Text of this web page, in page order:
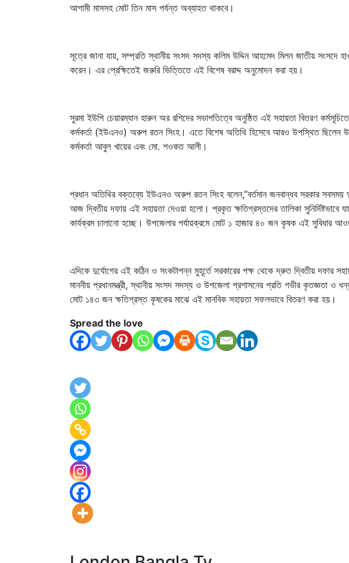
আগামী মাসসহ মোট তিন মাস পর্যন্ত অব্যাহত থাকবে।
সূত্রে জানা যায়, সম্প্রতি স্থানীয় সংসদ সদস্য কলিম উদ্দিন আহমেদ মিলন জাতীয় সংসদে
করেন। এর প্রেক্ষিতেই জরুরি ভিত্তিতে এই বিশেষ বরাদ্দ অনুমোদন করা হয়।
সুরমা ইউপি চেয়ারম্যান হারুন অর রশিদের সভাপতিত্বে অনুষ্ঠিত এই সহায়তা বিতরণ
কর্মকর্তা (ইউএনও) অরুপ রতন সিংহ। এতে বিশেষ অতিথি হিসেবে আরও উপস্থিত ছিলেন
কর্মকর্তা আবুল খায়ের এবং মো. শওকত আলী।
প্রধান অতিথির বক্তব্যে ইউএনও অরুপ রতন সিংহ বলেন,”বর্তমান জনবান্ধব সরকার সবসময়
আজ দ্বিতীয় দফায় এই সহায়তা দেওয়া হলো। প্রকৃত ক্ষতিগ্রস্তদের তালিকা সুনির্দিষ্টভাবে
কার্যক্রম চালানো হচ্ছে। উপজেলার পর্যায়ক্রমে মোট ১ হাজার ৪০ জন কৃষক এই সুবিধার
এদিকে দুর্যোগের এই কঠিন ও সংকটাপন্ন মুহূর্তে সরকারের পক্ষ থেকে দ্রুত দ্বিতীয় দফার
মাননীয় প্রধানমন্ত্রী, স্থানীয় সংসদ সদস্য ও উপজেলা প্রশাসনের প্রতি গভীর কৃতজ্ঞতা ও
মোট ১৪৩ জন ক্ষতিগ্রস্ত কৃষকের মাঝে এই মানবিক সহায়তা সফলভাবে বিতরণ করা হয়।
Spread the love